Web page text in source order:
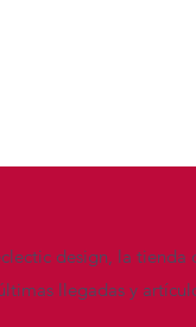
design, la tienda
llegadas y